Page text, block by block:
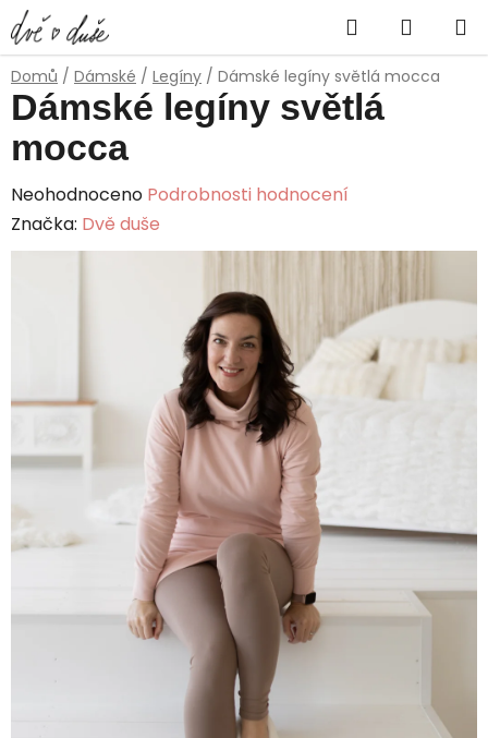
Přejít
na
obsah
Hledat
KOŠÍK
Domů / Dámské / Legíny / Dámské legíny světlá mocca
Dámské legíny světlá
mocca
Průměrné
hodnocení
produktu
hvězdiček.
Neohodnoceno Podrobnosti hodnocení
Značka: Dvě duše